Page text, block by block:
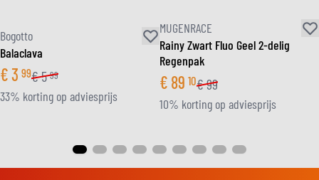
Bogotto
Balaclava
€3 99€5 99
33% korting op adviesprijs
MUGENRACE
Rainy Zwart Fluo Geel 2-delig
Regenpak
€ 89 10€99
10% korting op adviesprijs